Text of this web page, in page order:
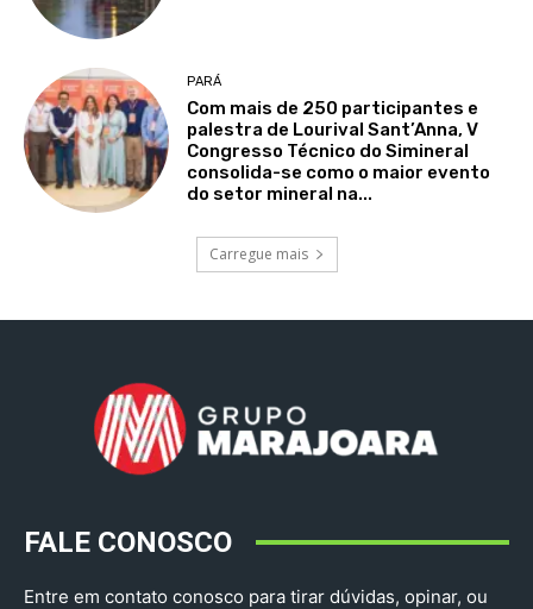
PARÁ
Com mais de 250 participantes e
palestra de Lourival Sant’Anna, V
Congresso Técnico do Simineral
consolida-se como o maior evento
do setor mineral na...
Carregue mais
FALE CONOSCO
Entre em contato conosco para tirar dúvidas, opinar, ou